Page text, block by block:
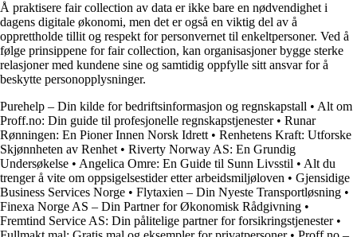
Å praktisere fair collection av data er ikke bare en nødvendighet i
dagens digitale økonomi, men det er også en viktig del av å
opprettholde tillit og respekt for personvernet til enkeltpersoner. Ved å
følge prinsippene for fair collection, kan organisasjoner bygge sterke
relasjoner med kundene sine og samtidig oppfylle sitt ansvar for å
beskytte personopplysninger.
Purehelp – Din kilde for bedriftsinformasjon og regnskapstall • Alt om
Proff.no: Din guide til profesjonelle regnskapstjenester• Runar
Rønningen: En Pioner Innen Norsk Idrett • Renhetens Kraft: Utforske
Skjønnheten av Renhet • Riverty Norway AS: En Grundig
Undersøkelse • Angelica Omre: En Guide til Sunn Livsstil • Alt du
trenger å vite om oppsigelsestider etter arbeidsmiljøloven • Gjensidige
Business Services Norge • Flytaxien – Din Nyeste Transportløsning •
Finexa Norge AS – Din Partner for Økonomisk Rådgivning •
Fremtind Service AS: Din pålitelige partner for forsikringstjenester•